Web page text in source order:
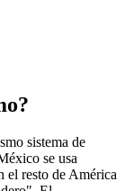
sistema de
se usa
el resto de América